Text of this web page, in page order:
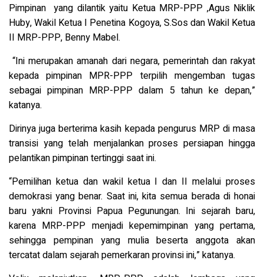
Pimpinan yang dilantik yaitu Ketua MRP-PPP ,Agus Niklik
Huby, Wakil Ketua I Penetina Kogoya, S.Sos dan Wakil Ketua
II MRP-PPP, Benny Mabel.
“Ini merupakan amanah dari negara, pemerintah dan rakyat
kepada pimpinan MPR-PPP terpilih mengemban tugas
sebagai pimpinan MRP-PPP dalam 5 tahun ke depan,”
katanya.
Dirinya juga berterima kasih kepada pengurus MRP di masa
transisi yang telah menjalankan proses persiapan hingga
pelantikan pimpinan tertinggi saat ini.
“Pemilihan ketua dan wakil ketua I dan II melalui proses
demokrasi yang benar. Saat ini, kita semua berada di honai
baru yakni Provinsi Papua Pegunungan. Ini sejarah baru,
karena MRP-PPP menjadi kepemimpinan yang pertama,
sehingga pempinan yang mulia beserta anggota akan
tercatat dalam sejarah pemerkaran provinsi ini,” katanya.